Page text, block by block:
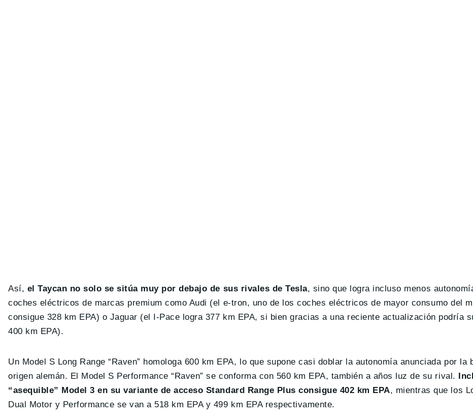
Así, el Taycan no solo se sitúa muy por debajo de sus rivales de Tesla, sino que logra incluso menos
coches eléctricos de marcas premium como Audi (el e-tron, uno de los coches eléctricos de mayor consumo del
consigue 328 km EPA) o Jaguar (el I-Pace logra 377 km EPA, si bien gracias a una reciente actualización podría
400 km EPA).
Un Model S Long Range “Raven” homologa 600 km EPA, lo que supone casi doblar la autonomía anunciada por la
origen alemán. El Model S Performance “Raven” se conforma con 560 km EPA, también a años luz de su rival.
“asequible” Model 3 en su variante de acceso Standard Range Plus consigue 402 km EPA, mientras que los
Dual Motor y Performance se van a 518 km EPA y 499 km EPA respectivamente.